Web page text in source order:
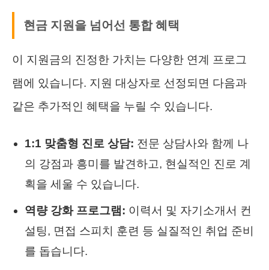
현금 지원을 넘어선 통합 혜택
이 지원금의 진정한 가치는 다양한 연계 프로그
램에 있습니다. 지원 대상자로 선정되면 다음과
같은 추가적인 혜택을 누릴 수 있습니다.
1:1 맞춤형 진로 상담: 전문 상담사와 함께 나
의 강점과 흥미를 발견하고, 현실적인 진로 계
획을 세울 수 있습니다.
역량 강화 프로그램: 이력서 및 자기소개서 컨
설팅, 면접 스피치 훈련 등 실질적인 취업 준비
를 돕습니다.